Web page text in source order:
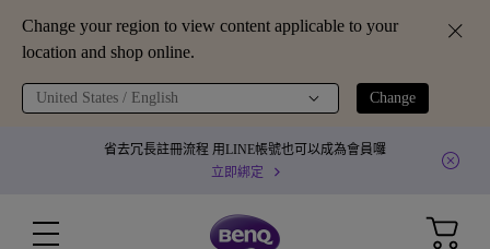
Change your region to view content applicable to your
location and shop online.
United States / English Change
省去冗長註冊流程 用LINE帳號也可以成為會員囉
立即綁定